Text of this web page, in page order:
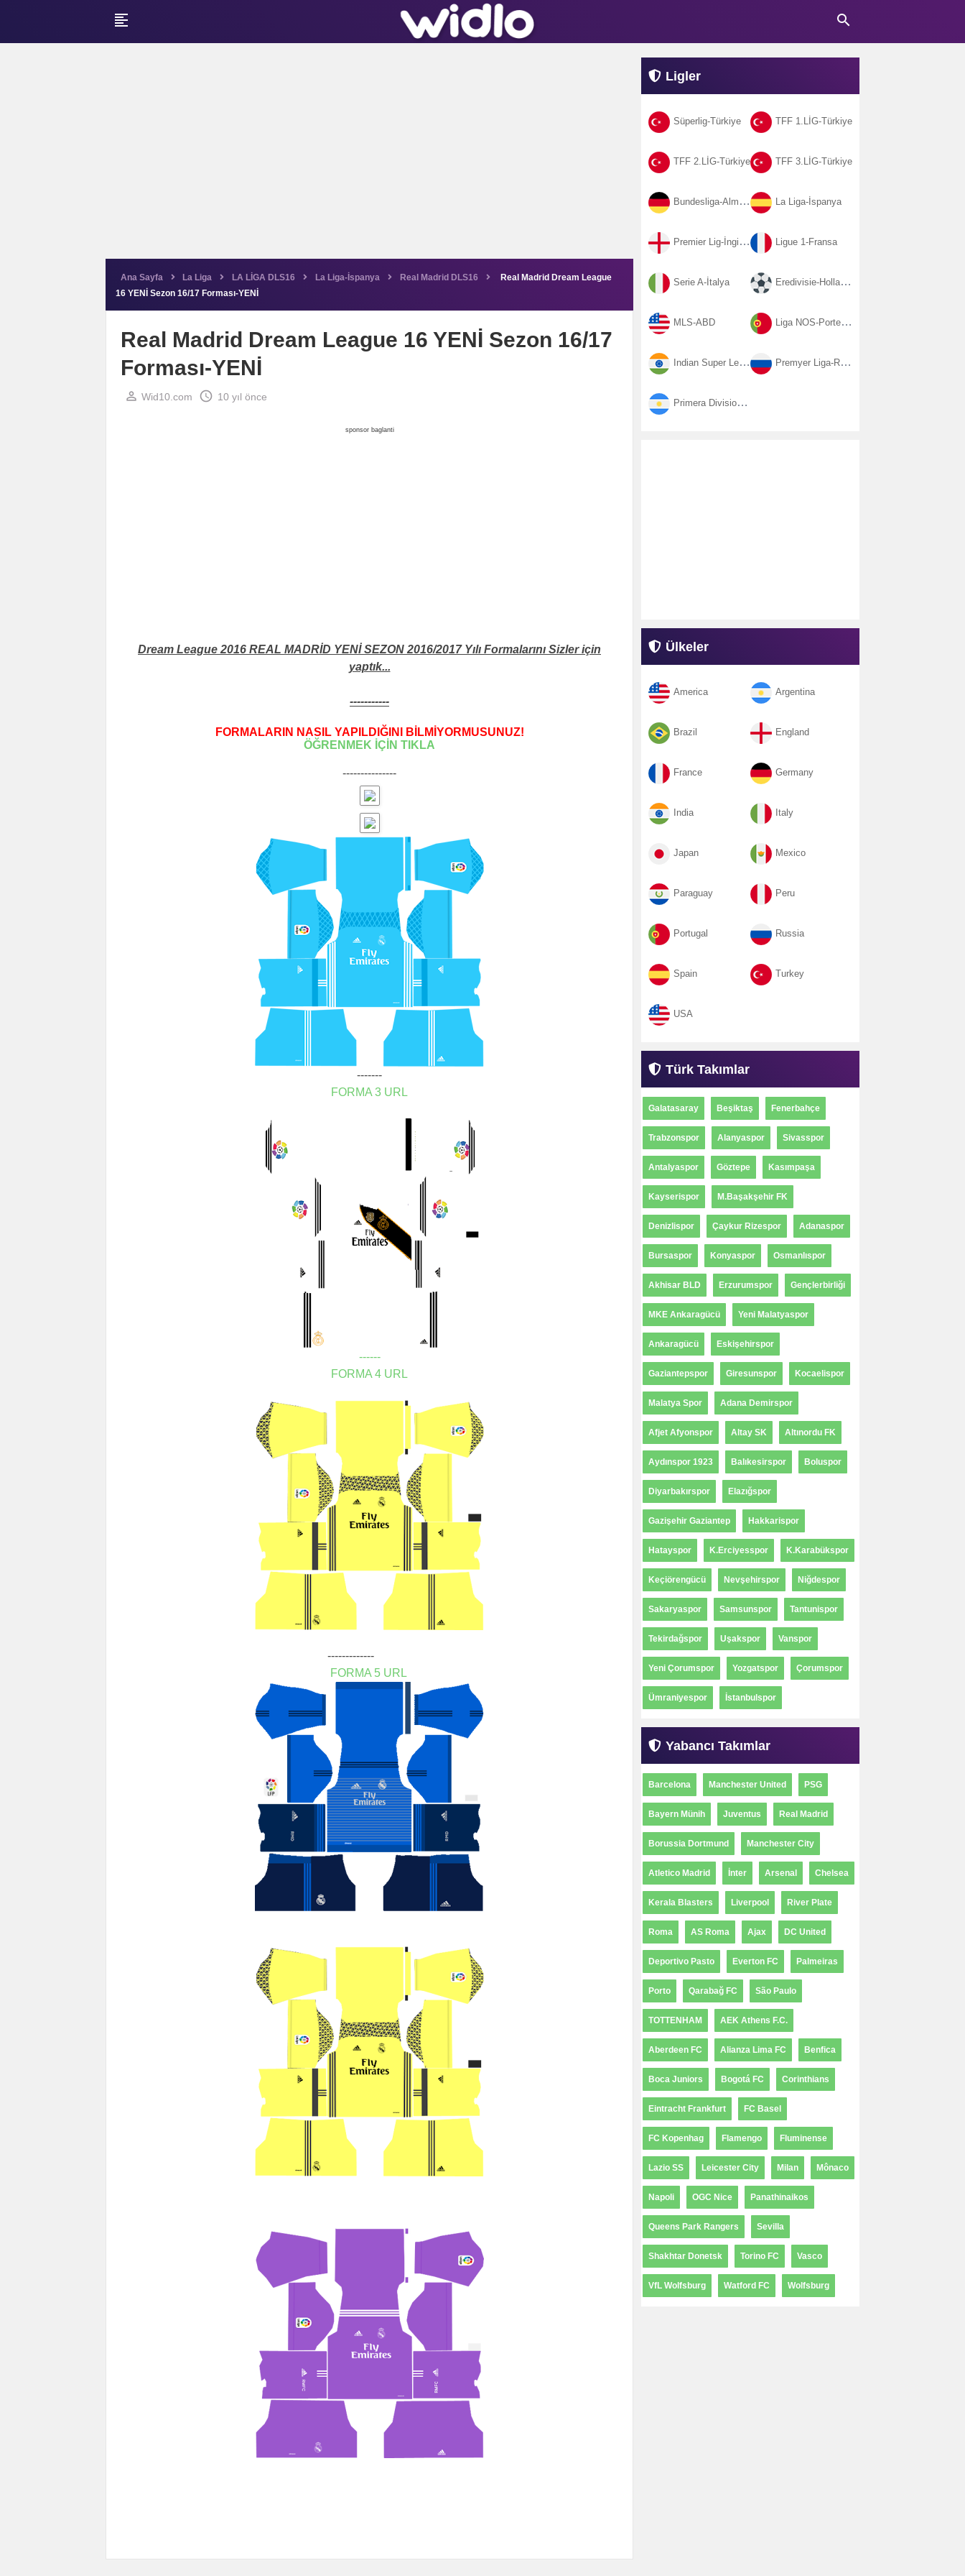
search
format_align_left
Ana Sayfa La Liga LA LİGA DLS16 La Liga-İspanya Real Madrid DLS16
Real Madrid Dream League
16 YENİ Sezon 16/17 Forması-YENİ
Real Madrid Dream League 16 YENİ Sezon 16/17
Forması-YENİ
perm_identity Wid10.com schedule 10 yıl önce
sponsor baglanti
Dream League 2016 REAL MADRİD YENİ SEZON 2016/2017 Yılı Formalarını Sizler için
yaptık...
-----------
FORMALARIN NASIL YAPILDIĞINI BİLMİYORMUSUNUZ!
ÖĞRENMEK İÇİN TIKLA
---------------
-------
FORMA 3 URL
------
FORMA 4 URL
-------------
FORMA 5 URL
Ligler
Süperlig-Türkiye TFF 1.LİG-Türkiye
TFF 2.LİG-Türkiye TFF 3.LİG-Türkiye
Bundesliga-Almanya La Liga-İspanya
Premier Lig-İngiltere Ligue 1-Fransa
Serie A-İtalya Eredivisie-Hollanda
MLS-ABD Liga NOS-Portekiz
Indian Super League-Hindistan Premyer Liga-Rusya
Primera Division-Arjantin
Ülkeler
America Argentina
Brazil England
France Germany
India Italy
Japan Mexico
Paraguay Peru
Portugal Russia
Spain Turkey
USA
Türk Takımlar
Galatasaray Beşiktaş Fenerbahçe
Trabzonspor Alanyaspor Sivasspor
Antalyaspor Göztepe Kasımpaşa
Kayserispor M.Başakşehir FK
Denizlispor Çaykur Rizespor Adanaspor
Bursaspor Konyaspor Osmanlıspor
Akhisar BLD Erzurumspor Gençlerbirliği
MKE Ankaragücü Yeni Malatyaspor
Ankaragücü Eskişehirspor
Gaziantepspor Giresunspor Kocaelispor
Malatya Spor Adana Demirspor
Afjet Afyonspor Altay SK Altınordu FK
Aydınspor 1923 Balıkesirspor Boluspor
Diyarbakırspor Elazığspor
Gazişehir Gaziantep Hakkarispor
Hatayspor K.Erciyesspor K.Karabükspor
Keçiörengücü Nevşehirspor Niğdespor
Sakaryaspor Samsunspor Tantunispor
Tekirdağspor Uşakspor Vanspor
Yeni Çorumspor Yozgatspor Çorumspor
Ümraniyespor İstanbulspor
Yabancı Takımlar
Barcelona Manchester United PSG
Bayern Münih Juventus Real Madrid
Borussia Dortmund Manchester City
Atletico Madrid İnter Arsenal Chelsea
Kerala Blasters Liverpool River Plate
Roma AS Roma Ajax DC United
Deportivo Pasto Everton FC Palmeiras
Porto Qarabağ FC São Paulo
TOTTENHAM AEK Athens F.C.
Aberdeen FC Alianza Lima FC Benfica
Boca Juniors Bogotá FC Corinthians
Eintracht Frankfurt FC Basel
FC Kopenhag Flamengo Fluminense
Lazio SS Leicester City Milan Mônaco
Napoli OGC Nice Panathinaikos
Queens Park Rangers Sevilla
Shakhtar Donetsk Torino FC Vasco
VfL Wolfsburg Watford FC Wolfsburg